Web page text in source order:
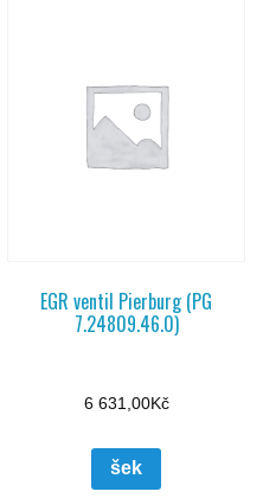
EGR ventil Pierburg (PG
7.24809.46.0)
6 631,00Kč
šek